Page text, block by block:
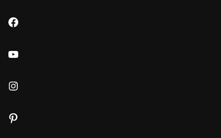
Facebook
Youtube
Instagram
Pinterest